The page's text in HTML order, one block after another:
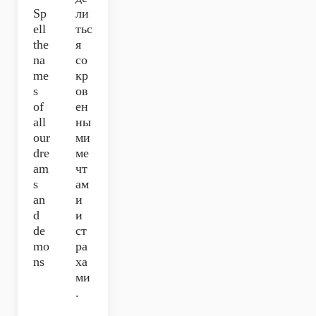
Sp
ell
the
na
me
s
of
all
our
dre
am
s
an
d
de
mo
ns
ли
тьс
я
со
кр
ов
ен
ны
ми
ме
чт
ам
и
и
ст
ра
ха
ми
.